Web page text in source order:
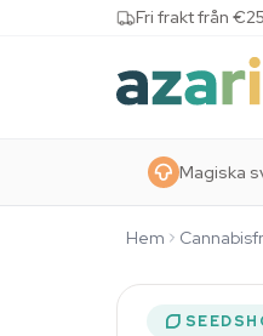
Skip to contentFri frakt från €25
Magiska
Hem